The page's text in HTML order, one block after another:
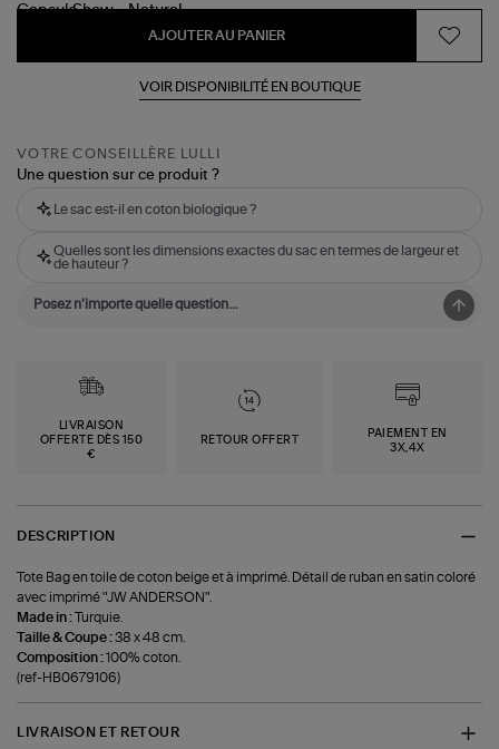
AJOUTER AU PANIER
VOIR DISPONIBILITÉ EN BOUTIQUE
VOTRE CONSEILLÈRE LULLI
Une question sur ce produit ?
Le sac est-il en coton biologique ?
Quelles sont les dimensions exactes du sac en termes de largeur et
de hauteur ?
LIVRAISON
OFFERTE DÈS 150
€
RETOUR OFFERT
PAIEMENT EN
3X,4X
DESCRIPTION
Tote Bag en toile de coton beige et à imprimé. Détail de ruban en satin coloré
avec imprimé "JW ANDERSON".
Made in :Turquie.
Taille & Coupe :38 x 48 cm.
Composition :100% coton.
(ref-HB0679106)
LIVRAISON ET RETOUR